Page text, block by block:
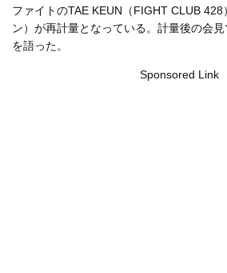
ファイトのTAE KEUN（FIGHT CLUB
ン）が再計量となっている。計量後の会
を語った。
Sponsored Link